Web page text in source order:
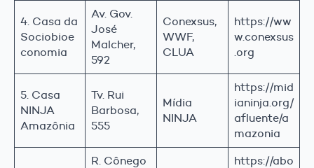
4. Casa da
Sociobioe
conomia
Av. Gov.
José
Malcher,
592
Conexsus,
WWF,
CLUA
https://ww
w.conexsus
.org
5. Casa
NINJA
Amazônia
Tv. Rui
Barbosa,
555
Mídia
NINJA
https://mid
ianinja.org/
afluente/a
mazonia
R. Cônego
https://abo